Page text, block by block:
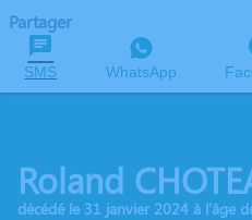
Partager
SMS WhatsApp
Roland
décédé le 31 janvier 2024 à l'âge